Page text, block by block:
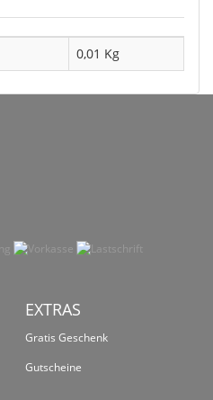
0,01 Kg
EXTRAS
Gratis Geschenk
Gutscheine